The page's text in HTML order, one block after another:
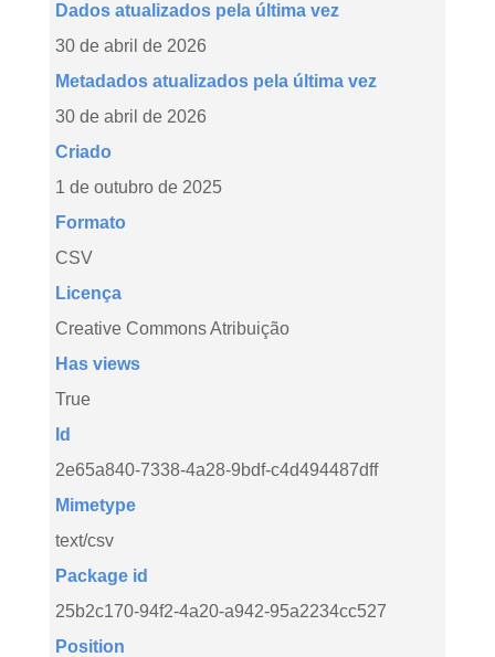
Dados atualizados pela última vez
30 de abril de 2026
Metadados atualizados pela última vez
30 de abril de 2026
Criado
1 de outubro de 2025
Formato
CSV
Licença
Creative Commons Atribuição
Has views
True
Id
2e65a840-7338-4a28-9bdf-c4d494487dff
Mimetype
text/csv
Package id
25b2c170-94f2-4a20-a942-95a2234cc527
Position